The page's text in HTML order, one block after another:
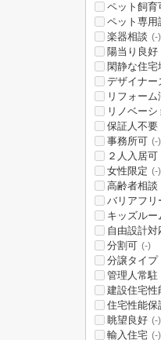
ペット飼育
ペット専用
楽器相談 (-)
陽当り良好
閑静な住宅
デザイナー
リフォーム
リノベーシ
保証人不要
事務所可 (-)
２人入居可
女性限定 (-)
高齢者相談
バリアフリ
キッズルー
自由設計対
分割可 (-)
分譲タイプ
管理人常駐
建設住宅性
住宅性能保
眺望良好 (-)
輸入住宅 (-)